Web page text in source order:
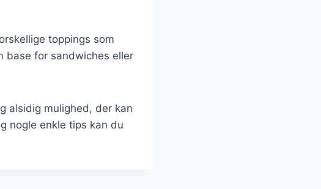
toppings som
base for sandwiches eller
alsidig mulighed, der kan
nogle enkle tips kan du